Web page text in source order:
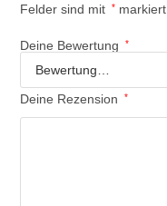
Felder sind mit
* markiert
Deine Bewertung *
Deine Rezension *